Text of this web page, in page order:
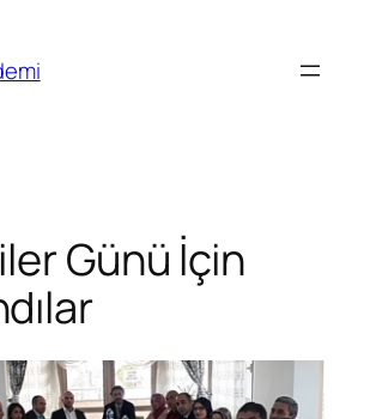
Günü İçin